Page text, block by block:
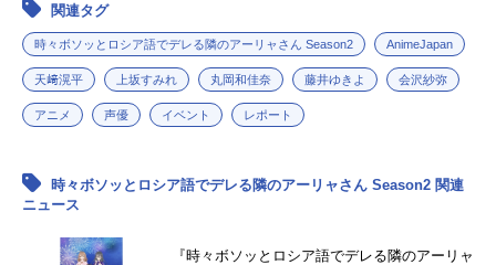
ですか？』レポート動画【続編・新
シリーズ放送＆制作決定】『葬送の
フリーレン』第3期【黄金郷編】202
7年10月放送第2期の最終回のラスト
在感を見せた一級魔法使いデンケン
から見つめる姿。そして「最後にし
関連タグ
時々ボソッとロシア語でデレる隣のアーリャさん Season2 AnimeJapan
天﨑滉平 上坂すみれ 丸岡和佳奈 藤井ゆきよ 会沢紗弥
アニメ 声優 イベント レポート
時々ボソッとロシア語でデレる隣のアーリャさん Season2 関連
ニュース
『時々ボソッとロシア語でデレる隣のアーリャ